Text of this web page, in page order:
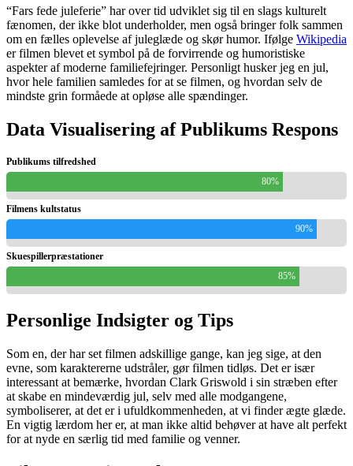
“Fars fede juleferie” har over tid udviklet sig til en slags kulturelt
fænomen, der ikke blot underholder, men også bringer folk sammen
om en fælles oplevelse af juleglæde og skør humor. Ifølge Wikipedia
er filmen blevet et symbol på de forvirrende og humoristiske
aspekter af moderne familiefejringer. Personligt husker jeg en jul,
hvor hele familien samledes for at se filmen, og hvordan selv de
mindste grin formåede at opløse alle spændinger.
Data Visualisering af Publikums Respons
Publikums tilfredshed
80%
Filmens kultstatus
90%
Skuespillerpræstationer
85%
Personlige Indsigter og Tips
Som en, der har set filmen adskillige gange, kan jeg sige, at den
evne, som karaktererne udstråler, gør filmen tidløs. Det er især
interessant at bemærke, hvordan Clark Griswold i sin stræben efter
at skabe en mindeværdig jul, selv med alle modgangene,
symboliserer, at det er i ufuldkommenheden, at vi finder ægte glæde.
En vigtig lærdom her er, at man ikke altid behøver at have alt perfekt
for at nyde en særlig tid med familie og venner.